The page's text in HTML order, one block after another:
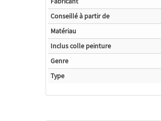
Conseillé à partir de
Matériau
Inclus colle peinture
Genre
Type